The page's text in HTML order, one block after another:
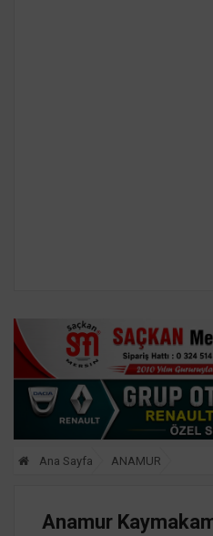
Ana Sayfa ANAMUR
Anamur